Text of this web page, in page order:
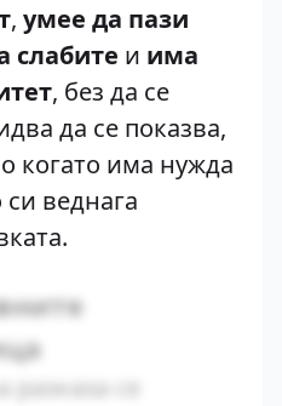
, умее да пази
слабите и има
, без да се
да се показва,
когато има нужда
веднага
разказа се